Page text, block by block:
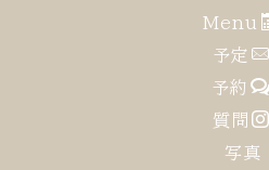
ここ数年、SNSで集客したり、
に登録するアマチュアカメラマ
め、他の参拝者や神社とのトラ
していま
Menu
予定
予約
質問
写真